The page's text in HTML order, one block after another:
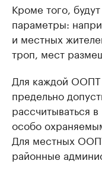
Кроме того,
параметры:
и местных
троп, мест
Для каждой ООПТ
предельно
рассчитываться
особо
Для местных
районные